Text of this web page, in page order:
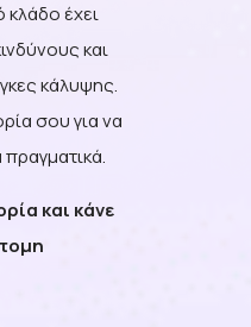
κλάδο έχει
και
κάλυψης.
σου για να
και κάνε